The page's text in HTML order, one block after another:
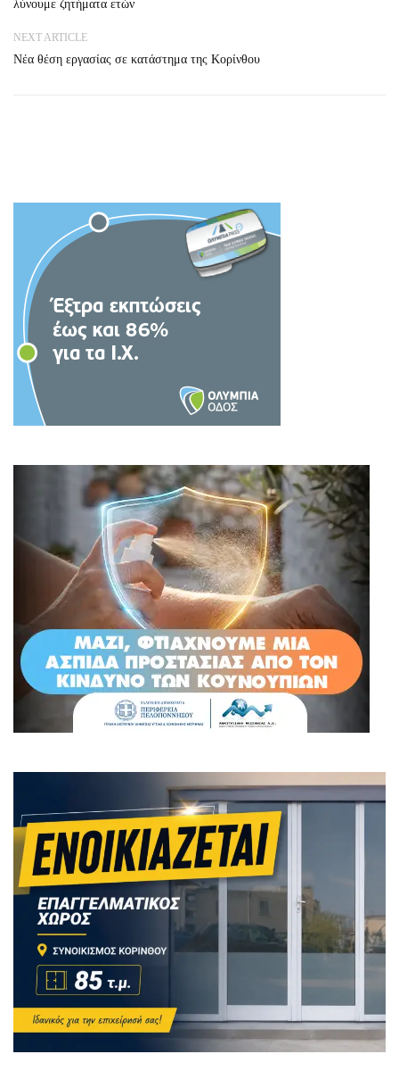
λύνουμε ζητήματα ετών
NEXT ARTICLE
Νέα θέση εργασίας σε κατάστημα της Κορίνθου